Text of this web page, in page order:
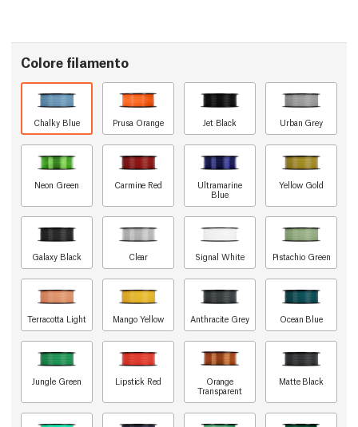
Colore filamento
Chalky Blue Prusa Orange Jet Black Urban Grey
Neon Green Carmine Red
Ultramarine
Blue
Yellow Gold
Galaxy Black Clear Signal White Pistachio Green
Terracotta Light Mango Yellow Anthracite Grey Ocean Blue
Jungle Green Lipstick Red
Orange
Transparent
Matte Black